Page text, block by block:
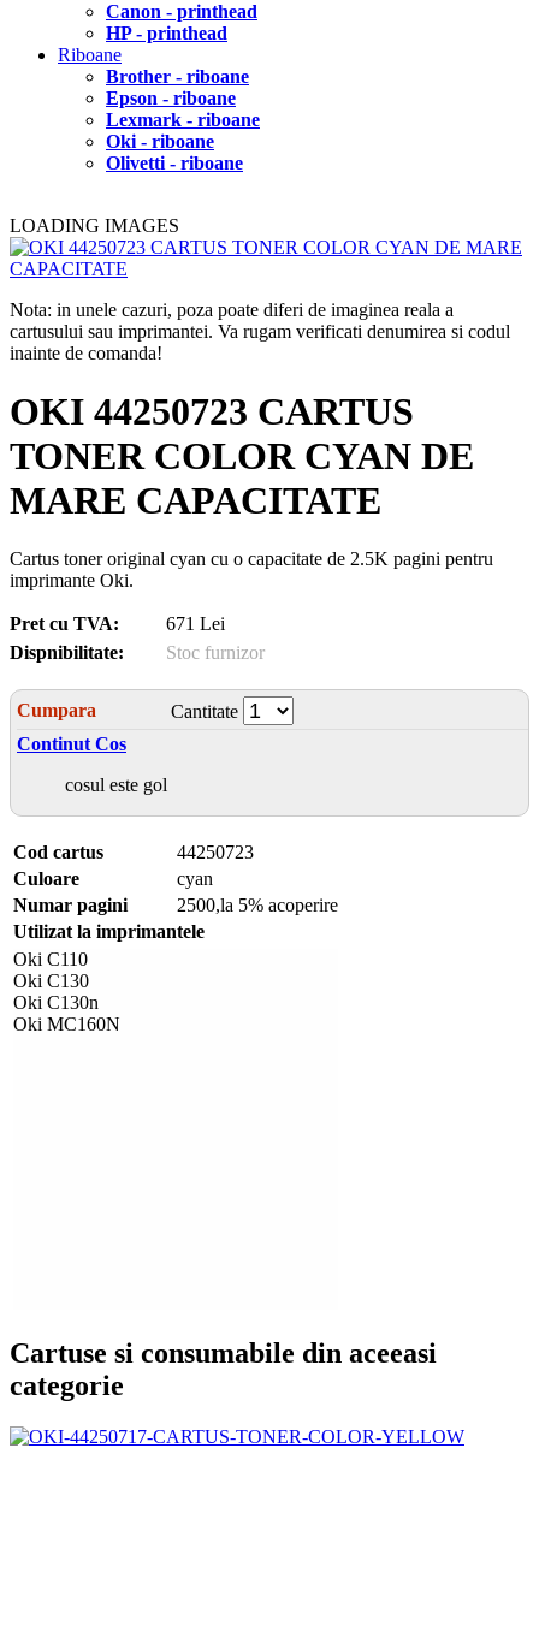
Canon - printhead
HP - printhead
Riboane
Brother - riboane
Epson - riboane
Lexmark - riboane
Oki - riboane
Olivetti - riboane
LOADING IMAGES
Nota: in unele cazuri, poza poate diferi de imaginea reala a
cartusului sau imprimantei. Va rugam verificati denumirea si codul
inainte de comanda!
OKI 44250723 CARTUS
TONER COLOR CYAN DE
MARE CAPACITATE
Cartus toner original cyan cu o capacitate de 2.5K pagini pentru
imprimante Oki.
Pret cu TVA:
671 Lei
Dispnibilitate:
Stoc furnizor
Cumpara
Cantitate
Continut Cos
cosul este gol
Cod cartus
44250723
Culoare
cyan
Numar pagini
2500,la 5% acoperire
Utilizat la imprimantele
Oki C110
Oki C130
Oki C130n
Oki MC160N
Cartuse si consumabile din aceeasi
categorie